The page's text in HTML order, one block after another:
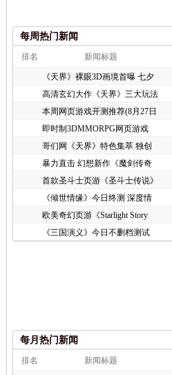
每周热门新闻
排名 新闻标题
《天界》裸眼3D画境首曝 七夕
高清玄幻大作《天界》三大玩法
本周网页游戏开测推荐(8月27日
即时制3DMMORPG网页游戏
《谜境
哥们网《天界》特色集萃 独创
暴力直击 幻想新作《魔剑传奇
首款圣斗士页游《圣斗士传说》
《倾世情缘》今日终测 深度情
欧美奇幻页游《Starlight Story
《三国演义》今日不删档测试
每月热门新闻
排名 新闻标题